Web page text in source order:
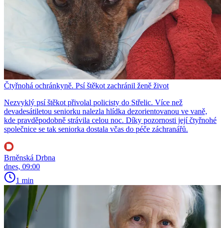
Čtyřnohá ochránkyně. Psí štěkot zachránil ženě život
Nezvyklý psí štěkot přivolal policisty do Střelic. Více než
devadesátiletou seniorku nalezla hlídka dezorientovanou ve vaně,
kde pravděpodobně strávila celou noc. Díky pozornosti její čtyřnohé
společnice se tak seniorka dostala včas do péče záchranářů.
Brněnská Drbna
dnes, 09:00
1 min